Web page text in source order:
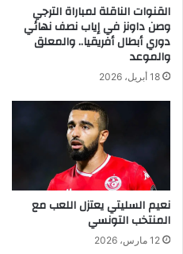
القنوات الناقلة لمباراة الترجي
وصن داونز في إياب نصف نهائي
دوري أبطال أفريقيا.. والمعلق
والموعد
18 أبريل، 2026
نعيم السليتي يعتزل اللعب مع
المنتخب التونسي
12 مارس، 2026